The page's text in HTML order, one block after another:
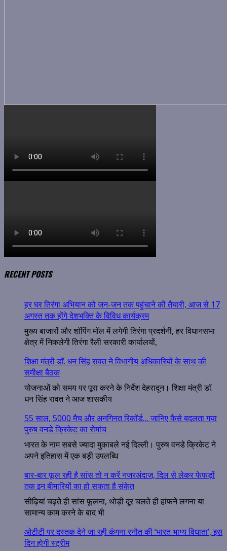
RECENT POSTS
हर घर तिरंगा अभियान को जन-जन तक पहुंचाने की तैयारी, आज से 17
अगस्त तक होंगे देशभक्ति के विविध कार्यक्रम
मुख्य बाजारों और शॉपिंग मॉल में लगेगी तिरंगा प्रदर्शनी, हर विधानसभा
क्षेत्र में निकलेगी तिरंगा रैली सरकारी कार्यालयों,
शिक्षा मंत्री डॉ. धन सिंह रावत ने विभागीय अधिकारियों के साथ की
समीक्षा बैठक
योजनाओं को समय पर पूरा करने के निर्देश देहरादून। शिक्षा मंत्री डॉ.
धन सिंह रावत ने आज शासकीय
55 साल, 5000 मैच और अनगिनत रिकॉर्ड… जानिए कैसे बदलता गया
पुरुष वनडे क्रिकेट का रोमांच
भारत के नाम सबसे ज्यादा मुकाबले नई दिल्ली। पुरुष वनडे क्रिकेट ने
अपने इतिहास में एक बड़ी उपलब्धि
बार-बार फूल रही है सांस तो न करें नजरअंदाज, दिल से लेकर फेफड़ों
तक इन बीमारियों का हो सकता है संकेत
सीढ़ियां चढ़ते ही सांस फूलना, थोड़ी दूर चलते ही हांफने लगना या
सामान्य काम करने के बाद भी
ओटीटी पर दस्तक देने जा रही कंगना रनौत की ‘भारत भाग्य विधाता’, इस
दिन होगी स्ट्रीम